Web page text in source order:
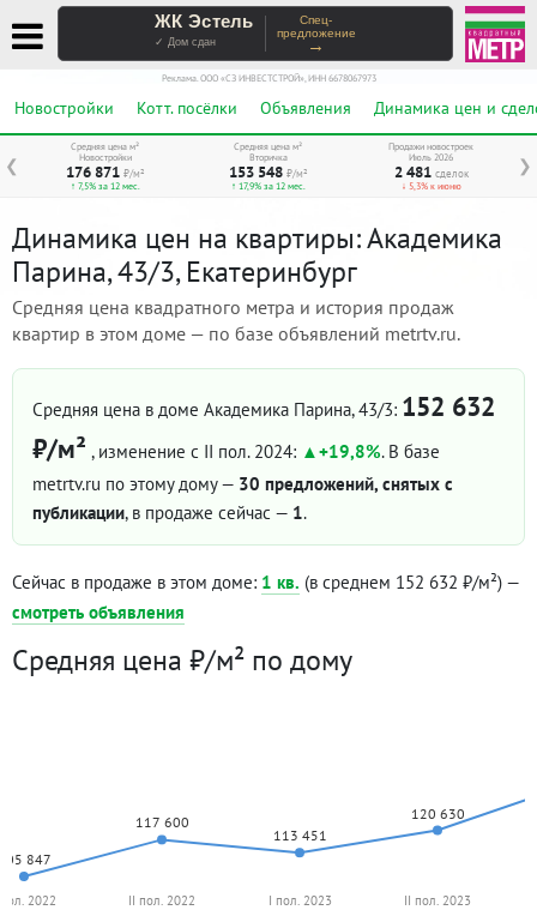
ЖК Эстель
✓ Дом сдан
Спец-
предложение
→
Реклама. ООО «СЗ ИНВЕСТСТРОЙ», ИНН 6678067973
Новостройки Котт. посёлки Объявления Динамика цен и
❮ ❯
Средняя цена м²
Новостройки
176 871 ₽/м²
↑ 7,5% за 12 мес.
Средняя цена м²
Вторичка
153 548 ₽/м²
↑ 17,9% за 12 мес.
Продажи новостроек
Июль 2026
2 481 сделок
↓ 5,3% к июню
Динамика цен на квартиры: Академика
Парина, 43/3, Екатеринбург
Средняя цена квадратного метра и история продаж
квартир в этом доме — по базе объявлений metrtv.ru.
Средняя цена в доме Академика Парина, 43/3: 152 632
₽/м² , изменение с II пол. 2024: +19,8%. В базе
metrtv.ru по этому дому — 30 предложений, снятых с
публикации, в продаже сейчас — 1.
Сейчас в продаже в этом доме: 1 кв. (в среднем 152 632 ₽/м²) —
смотреть объявления
Средняя цена ₽/м² по дому
847
117 600
113 451
120 630
2022 II пол. 2022 I пол. 2023 II пол. 2023